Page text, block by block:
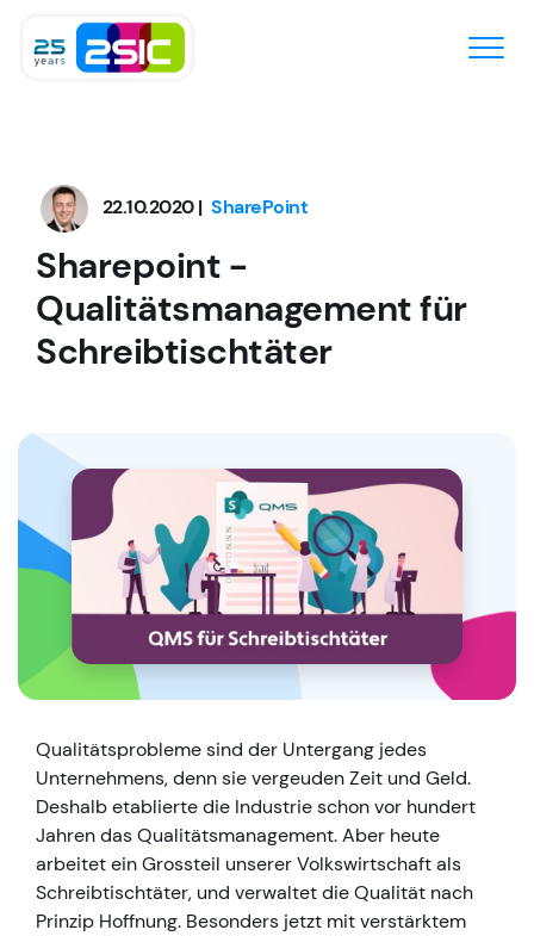
22.10.2020 | SharePoint
Sharepoint -
Qualitätsmanagement für
Schreibtischtäter
Qualitätsprobleme sind der Untergang jedes
Unternehmens, denn sie vergeuden Zeit und Geld.
Deshalb etablierte die Industrie schon vor hundert
Jahren das Qualitätsmanagement. Aber heute
arbeitet ein Grossteil unserer Volkswirtschaft als
Schreibtischtäter, und verwaltet die Qualität nach
Prinzip Hoffnung. Besonders jetzt mit verstärktem